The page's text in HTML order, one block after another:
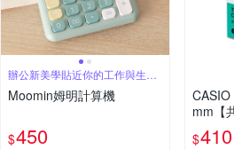
辦公新美學貼近你的工作與生活
日常
Moomin姆明計算機
$450
mm【
R-
$410